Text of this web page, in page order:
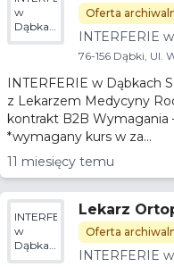
w
Dąbkach
SU
Oferta
INTERFERIE
76-156 Dąbki, Ul.
INTERFERIE w Dąbkach
z Lekarzem Medycyny Rodzinnej Rodzaj
kontrakt B2B Wymagania – oczekiwania pracodawcy:
*wymagany kurs w za...
11 miesięcy temu
INTERFERIE
w
Dąbkach
SU
Lekarz
Oferta
INTERFERIE